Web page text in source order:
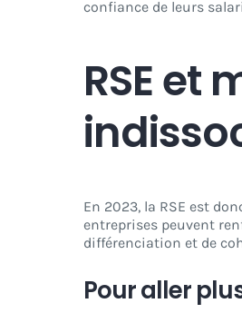
confiance de leurs
RSE
En 2023, la RSE est
entreprises peuvent
différenciation et de
Pour aller